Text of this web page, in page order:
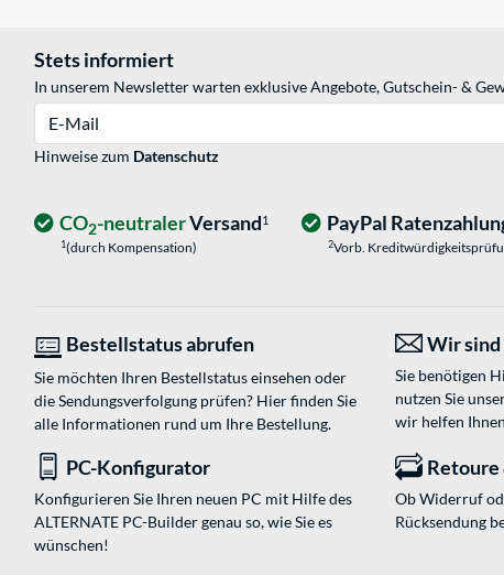
Stets informiert
In unserem Newsletter warten exklusive Angebote, Gutschein- &
Hinweise zum Datenschutz
CO2-neutralerVersand1
1(durch Kompensation)
PayPal
2Vorb.
Bestellstatus abrufen
Sie möchten Ihren Bestellstatus einsehen oder
die Sendungsverfolgung prüfen? Hier finden Sie
alle Informationen rund um Ihre Bestellung.
Wir sind
Sie benötigen
nutzen Sie
wir helfen
PC-Konfigurator
Konfigurieren Sie Ihren neuen PC mit Hilfe des
ALTERNATE PC-Builder genau so, wie Sie es
wünschen!
Ob Widerruf
Rücksendung